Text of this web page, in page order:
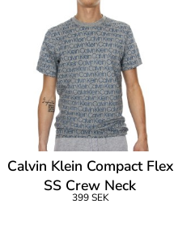
Calvin Klein Compact Flex
SS Crew Neck
399 SEK